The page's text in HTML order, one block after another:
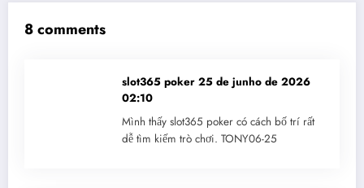
8 comments
slot365 poker 25 de junho de 2026
02:10
Mình thấy slot365 poker có cách bố trí rất
dễ tìm kiếm trò chơi. TONY06-25